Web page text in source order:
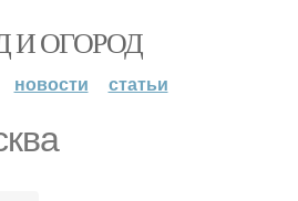
И ОГОРОД
новости статьи